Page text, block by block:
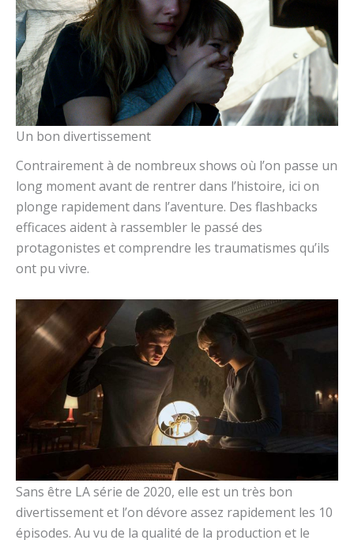
Un bon divertissement
Contrairement à de nombreux shows où l’on passe un
long moment avant de rentrer dans l’histoire, ici on
plonge rapidement dans l’aventure. Des flashbacks
efficaces aident à rassembler le passé des
protagonistes et comprendre les traumatismes qu’ils
ont pu vivre.
Sans être LA série de 2020, elle est un très bon
divertissement et l’on dévore assez rapidement les 10
épisodes. Au vu de la qualité de la production et le